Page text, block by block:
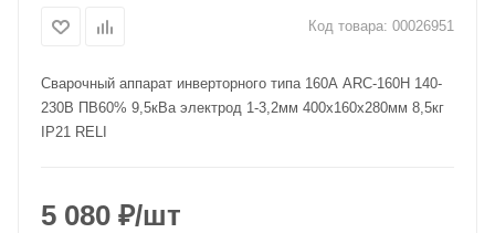
Код товара: 00026951
Сварочный аппарат инверторного типа 160А ARC-160H 140-
230В ПВ60% 9,5кВа электрод 1-3,2мм 400х160х280мм 8,5кг
IP21 RELI
5 080 ₽/шт